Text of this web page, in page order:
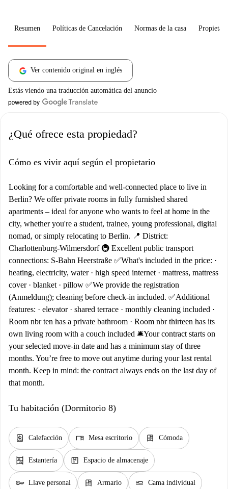
Resumen Políticas de Cancelación Normas de la casa
Ver contenido original en inglés
Estás viendo una traducción automática del anuncio
¿Qué ofrece esta propiedad?
Cómo es vivir aquí según el propietario
Looking for a comfortable and well-connected place to live in
Berlin? We offer private rooms in fully furnished shared
apartments – ideal for anyone who wants to feel at home in the
city, whether you're a student, trainee, young professional, digital
nomad, or simply relocating to Berlin. 📍 District:
Charlottenburg-Wilmersdorf 🚇 Excellent public transport
connections: S-Bahn Heerstraße ✅What's included in the price: ·
heating, electricity, water · high speed internet · mattress, mattress
cover · blanket · pillow ✅We provide the registration
(Anmeldung); cleaning before check-in included. ✅Additional
features: · elevator · shared terrace · monthly cleaning included ·
Room nbr ten has a private bathroom · Room nbr thirteen has its
own living room with a couch included 🛎️Your contract starts on
your selected move-in date and has a minimum stay of three
months. You’re free to move out anytime during your last rental
month. Keep in mind: the contract always ends on the last day of
that month.
Tu habitación (Dormitorio 8)
water_heater Calefacción desk Mesa escritorio dresser Cómoda
shelves Estantería package Espacio de almacenaje
key Llave personal dresser Armario airline_seat_flat Cama individual